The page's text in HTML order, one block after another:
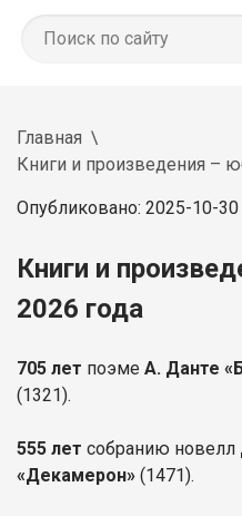
Главная
Книги и произведения –
Опубликовано: 2025-10-30
Книги и
2026 года
705 лет поэме А. Данте
(1321).
555 лет собранию новелл
«Декамерон» (1471).